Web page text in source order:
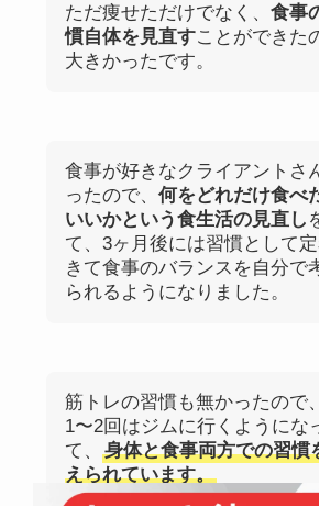
ただ痩せただけでなく、 食事
慣自体を見直すことができた
大きかったです。
食事が好きなクライアントさ
ったので、 何をどれだけ食べ
いいかという食生活の見直し
て、3ヶ月後には習慣として
きて食事のバランスを自分で
られるようになりました。
筋トレの習慣も無かったので
1〜2回はジムに行くようにな
て、
身体と食事両方での習慣
えられています。